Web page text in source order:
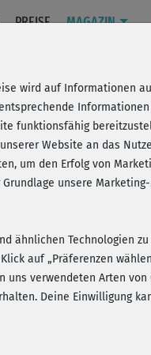
PREISE MAGAZIN
Clean
ohne
wird auf Informationen
funktionsfähig
Website an das
um den Erfolg von
unsere
ähnlichen Technologien
auf „Präferenzen
uns verwendeten Arten von
Deine Einwilligung